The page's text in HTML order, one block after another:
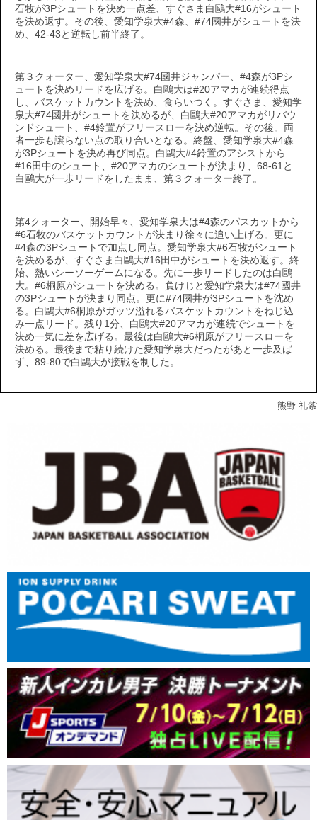
石牧が3Pシュートを決め一点差、すぐさま白鷗大#16がシュート
を決め返す。その後、愛知学泉大#4森、#74國井がシュートを決
め、42-43と逆転し前半終了。
第３クォーター、愛知学泉大#74國井ジャンパー、#4森が3Pシ
ュートを決めリードを広げる。白鷗大は#20アマカが連続得点
し、バスケットカウントを決め、食らいつく。すぐさま、愛知学
泉大#74國井がシュートを決めるが、白鷗大#20アマカがリバウ
ンドシュート、#4鈴置がフリースローを決め逆転。その後。両
者一歩も譲らない点の取り合いとなる。終盤、愛知学泉大#4森
が3Pシュートを決め再び同点。白鷗大#4鈴置のアシストから
#16田中のシュート、#20アマカのシュートが決まり、68-61と
白鷗大が一歩リードをしたまま、第３クォーター終了。
第4クォーター、開始早々、愛知学泉大は#4森のパスカットから
#6石牧のバスケットカウントが決まり徐々に追い上げる。更に
#4森の3Pシュートで加点し同点。愛知学泉大#6石牧がシュート
を決めるが、すぐさま白鷗大#16田中がシュートを決め返す。終
始、熱いシーソーゲームになる。先に一歩リードしたのは白鷗
大。#6桐原がシュートを決める。負けじと愛知学泉大は#74國井
の3Pシュートが決まり同点。更に#74國井が3Pシュートを沈め
る。白鷗大#6桐原がガッツ溢れるバスケットカウントをねじ込
み一点リード。残り1分、白鷗大#20アマカが連続でシュートを
決め一気に差を広げる。最後は白鷗大#6桐原がフリースローを
決める。最後まで粘り続けた愛知学泉大だったがあと一歩及ば
ず、89-80で白鷗大が接戦を制した。
熊野 礼紫